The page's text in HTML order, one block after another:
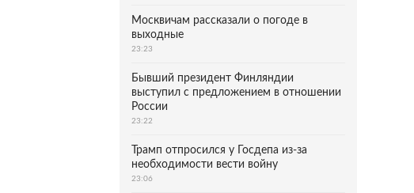
Москвичам рассказали о погоде в
выходные
23:23
Бывший президент Финляндии
выступил с предложением в отношении
России
23:22
Трамп отпросился у Госдепа из-за
необходимости вести войну
23:06